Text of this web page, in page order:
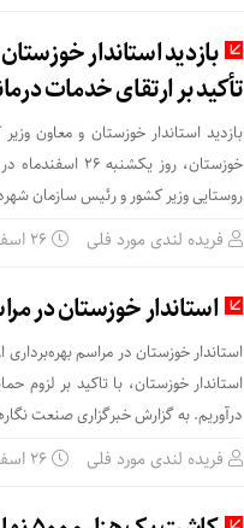
بازدید استاندار
تأکید بر ارتقای خدمات
بازدید استاندار خوزستان و معاون
خوزستان، روز
روستایی وزیر کشور و رئیس سازمان
فریده لندی مورد فلی ۲۶ اسفند
استاندار خوزستان در مراسم
استاندار خوزستان، با تاکید بر
درآوریم. به گزارش خبرگزاری صنعت
فریده لندی مورد فلی ۲۶ اسفند